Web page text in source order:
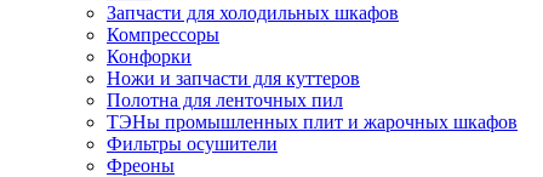
Запчасти для холодильных шкафов
Компрессоры
Конфорки
Ножи и запчасти для куттеров
Полотна для ленточных пил
ТЭНы промышленных плит и жарочных шкафов
Фильтры осушители
Фреоны